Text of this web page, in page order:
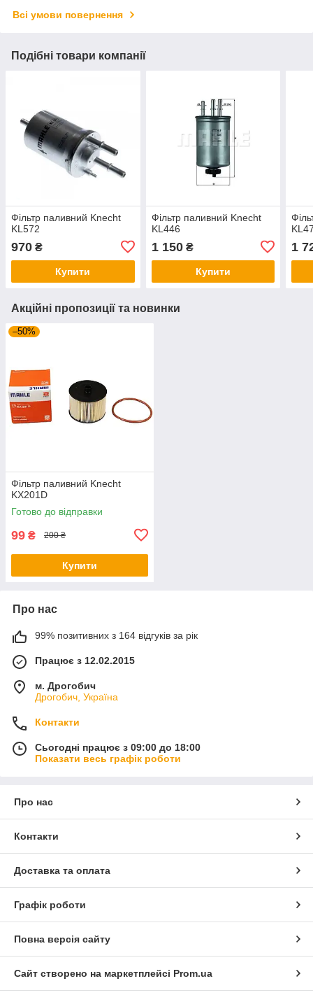
Всі умови повернення
Подібні товари компанії
Фільтр паливний Knecht
KL572
970 ₴
Купити
Фільтр паливний Knecht
KL446
1 150₴
Купити
1
Акційні пропозиції та новинки
–50%
Фільтр паливний Knecht
KX201D
Готово до відправки
99 ₴ 200 ₴
Купити
Про нас
99% позитивних з 164 відгуків за рік
Працює з 12.02.2015
м. Дрогобич
Дрогобич, Україна
Контакти
Сьогодні працює з 09:00 до 18:00
Показати весь графік роботи
Про нас
Контакти
Доставка та оплата
Графік роботи
Повна версія сайту
Сайт створено на маркетплейсі Prom.ua